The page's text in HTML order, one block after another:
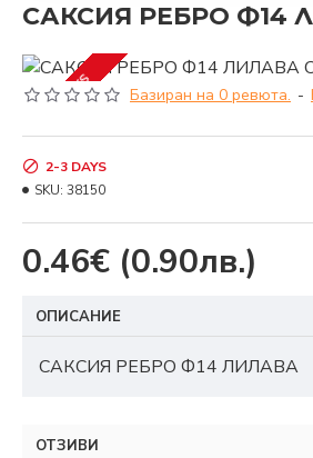
САКСИЯ РЕБРО Ф14
2-3 DAYS Базиран на 0 ревюта. -
0.46€ (0.90лв.)
2-3 DAYS
SKU: 38150
ОПИСАНИЕ
САКСИЯ РЕБРО Ф14 ЛИЛАВА
ОТЗИВИ